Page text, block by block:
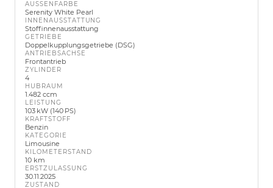
AUSSENFARBE
Serenity White Pearl
INNENAUSSTATTUNG
Stoffinnenausstattung
GETRIEBE
Doppelkupplungsgetriebe (DSG)
ANTRIEBSACHSE
Frontantrieb
ZYLINDER
4
HUBRAUM
1.482 ccm
LEISTUNG
103 kW (140 PS)
KRAFTSTOFF
Benzin
KATEGORIE
Limousine
KILOMETERSTAND
10 km
ERSTZULASSUNG
30.11.2025
ZUSTAND